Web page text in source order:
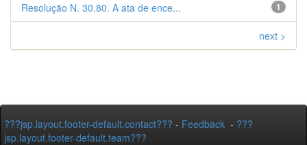
1
Resolução N. 30.80. A ata de ence...
next >
???jsp.layout.footer-default.contact??? - Feedback - ???
jsp.layout.footer-default.team???